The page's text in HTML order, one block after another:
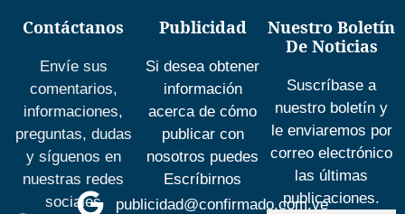
Contáctanos
Envíe sus
comentarios,
informaciones,
preguntas, dudas
y síguenos en
nuestras redes
sociales
Publicidad
Si desea obtener
información
acerca de cómo
publicar con
nosotros puedes
Escríbirnos
publicidad@confirmado.com.ve
Nuestro Boletín
De Noticias
Suscríbase a
nuestro boletín y
le enviaremos por
correo electrónico
las últimas
publicaciones.